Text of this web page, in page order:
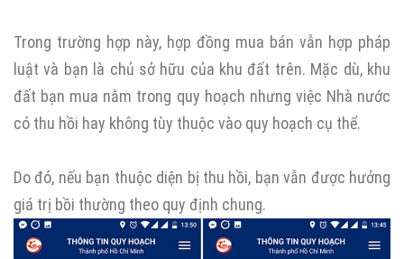
Trong trường hợp này, hợp đồng mua bán vẫn hợp pháp
luật và bạn là chủ sở hữu của khu đất trên. Mặc dù, khu
đất bạn mua nằm trong quy hoạch nhưng việc Nhà nước
có thu hồi hay không tùy thuộc vào quy hoạch cụ thể.
Do đó, nếu bạn thuộc diện bị thu hồi, bạn vẫn được hưởng
giá trị bồi thường theo quy định chung.